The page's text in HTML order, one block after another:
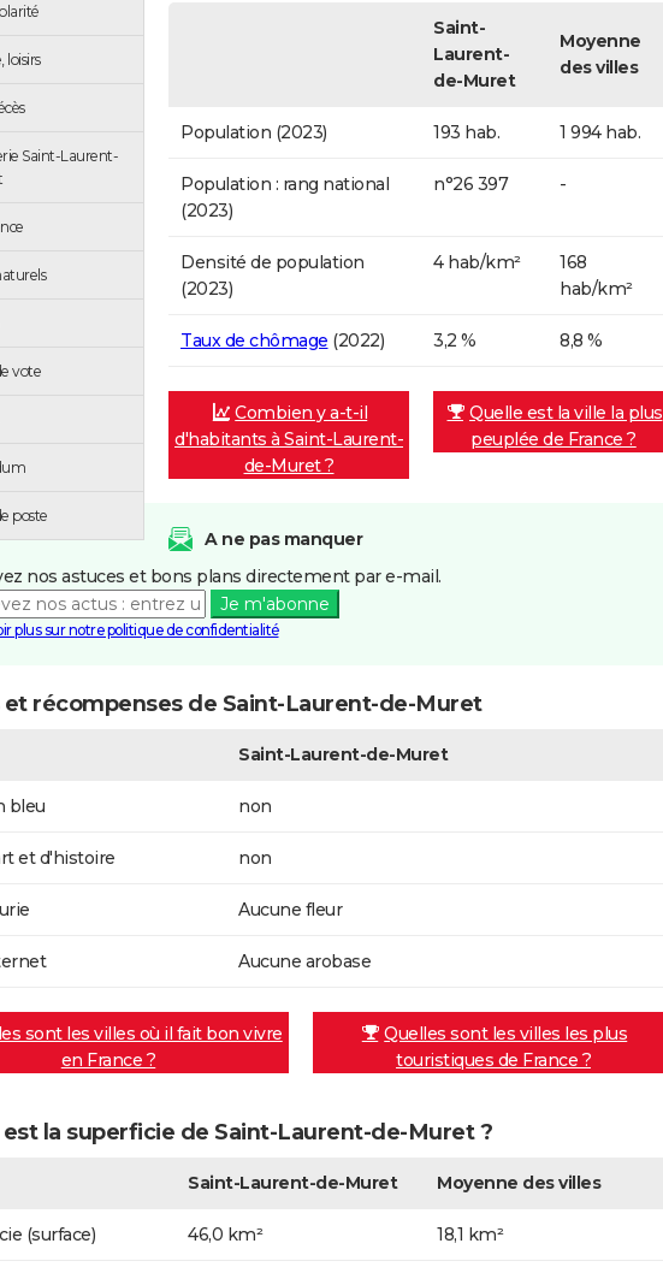
loisirs
Saint-Laurent-
vote
poste
Saint-
Laurent-
de-Muret
Moyenne
des villes
Population (2023) 193 hab. 1 994 hab.
Population : rang national
(2023)
n°26 397 -
Densité de population
(2023)
4 hab/km²
168
hab/km²
Taux de chômage (2022) 3,2 % 8,8 %
Combien y a-t-il
d'habitants à Saint-Laurent-
de-Muret ?
Quelle est la ville la plus
peuplée de France ?
A ne pas manquer
nos astuces et bons plans directement par e-mail.
Je m'abonne
plus sur notre politique de confidentialité
et récompenses de Saint-Laurent-de-Muret
Saint-Laurent-de-Muret
bleu non
et d'histoire non
Aucune fleur
Aucune arobase
sont les villes où il fait bon vivre
en France ?
Quelles sont les villes les plus
touristiques de France ?
est la superficie de Saint-Laurent-de-Muret ?
Saint-Laurent-de-Muret Moyenne des villes
(surface) 46,0 km² 18,1 km²